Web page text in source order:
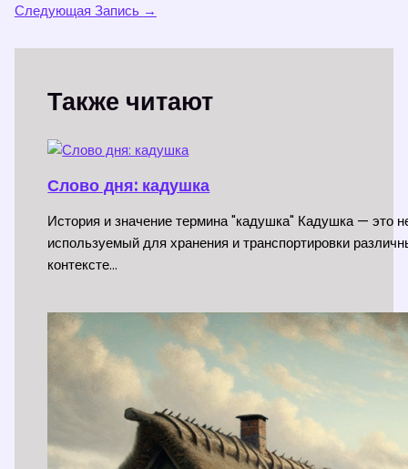
Следующая Запись →
Также читают
Слово дня: кадушка
История и значение термина "кадушка" Кадушка — это
используемый для хранения и транспортировки
контексте…